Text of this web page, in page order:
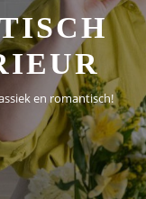
en romantisch!